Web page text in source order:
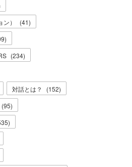
）
(41)
)
(234)
対話とは？ (152)
(95)
)